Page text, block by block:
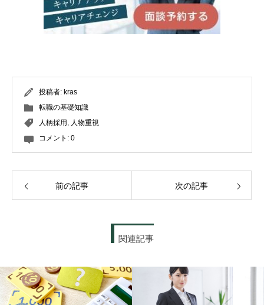
投稿者: kras
転職の基礎知識
人柄採用 , 人物重視
コメント: 0
前の記事 次の記事
関連記事